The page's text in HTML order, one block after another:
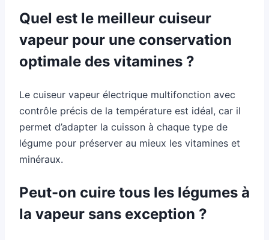
Quel est le meilleur cuiseur
vapeur pour une conservation
optimale des vitamines ?
Le cuiseur vapeur électrique multifonction avec
contrôle précis de la température est idéal, car il
permet d’adapter la cuisson à chaque type de
légume pour préserver au mieux les vitamines et
minéraux.
Peut-on cuire tous les légumes à
la vapeur sans exception ?